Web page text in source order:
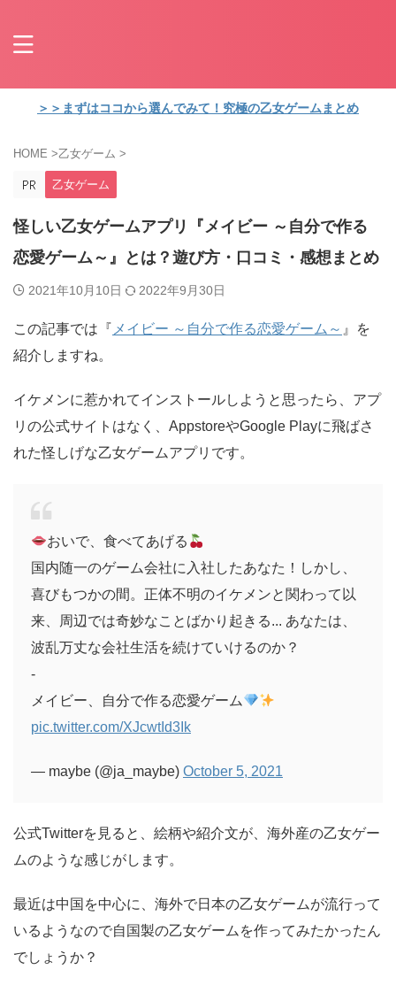
＞＞まずはココから選んでみて！究極の乙女ゲームまとめ
HOME >乙女ゲーム >
乙女ゲーム
怪しい乙女ゲームアプリ『メイビー ～自分で作る
恋愛ゲーム～』とは？遊び方・口コミ・感想まとめ
2021年10月10日 2022年9月30日
この記事では『 メイビー ～自分で作る恋愛ゲーム～ 』を
紹介しますね。
イケメンに惹かれてインストールしようと思ったら、アプ
リの公式サイトはなく、AppstoreやGoogle Playに飛ばさ
れた怪しげな乙女ゲームアプリです。
おいで、食べてあげる
国内随一のゲーム会社に入社したあなた！しかし、
喜びもつかの間。正体不明のイケメンと関わって以
来、周辺では奇妙なことばかり起きる... あなたは、
波乱万丈な会社生活を続けていけるのか？
-
メイビー、自分で作る恋愛ゲーム
pic.twitter.com/XJcwtId3Ik
— maybe (@ja_maybe) October 5, 2021
公式Twitterを見ると、絵柄や紹介文が、海外産の乙女ゲー
ムのような感じがします。
最近は中国を中心に、海外で日本の乙女ゲームが流行って
いるようなので自国製の乙女ゲームを作ってみたかったん
でしょうか？